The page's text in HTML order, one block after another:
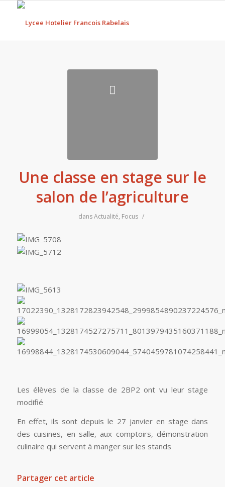
Une classe en stage sur le
salon de l’agriculture
dansActualité, Focus /
Les élèves de la classe de 2BP2 ont vu leur stage
modifié
En effet, ils sont depuis le 27 janvier en stage dans
des cuisines, en salle, aux comptoirs, démonstration
culinaire qui servent à manger sur les stands
Partager cet article